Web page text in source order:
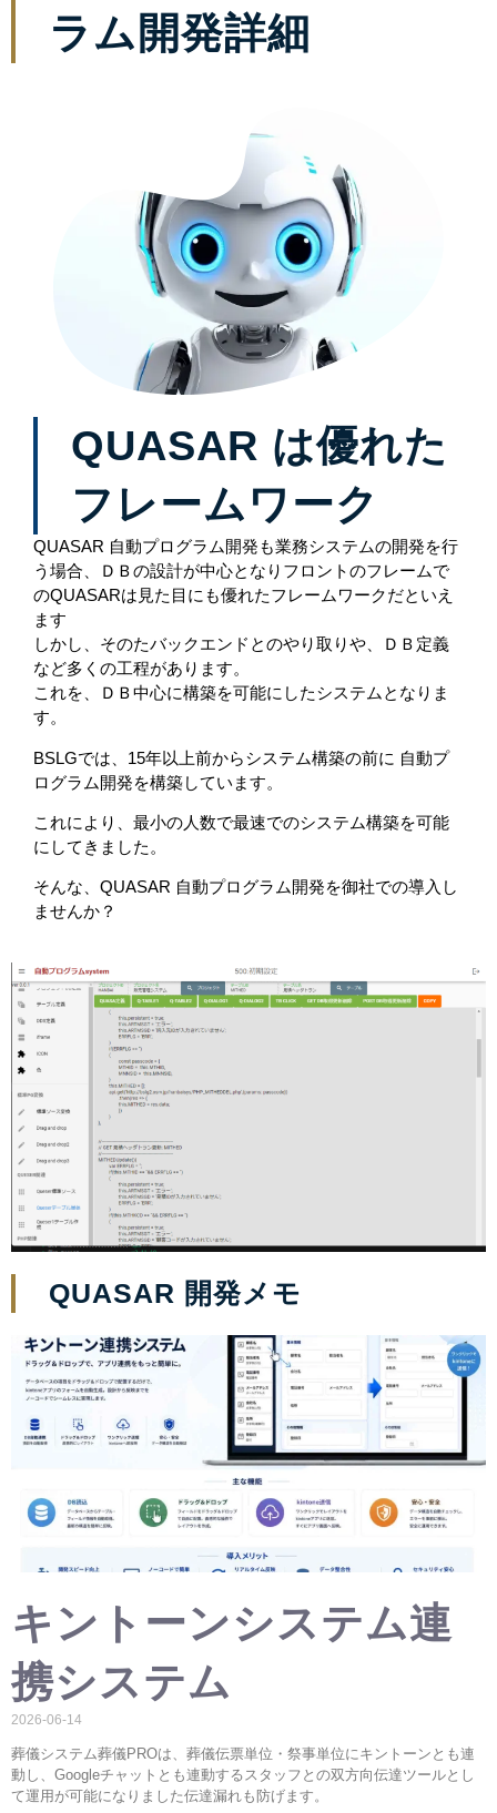
ラム開発詳細
QUASAR は優れた
フレームワーク
QUASAR 自動プログラム開発も業務システムの開発を行
う場合、ＤＢの設計が中心となりフロントのフレームで
のQUASARは見た目にも優れたフレームワークだといえ
ます
しかし、そのたバックエンドとのやり取りや、ＤＢ定義
など多くの工程があります。
これを、ＤＢ中心に構築を可能にしたシステムとなりま
す。
BSLGでは、15年以上前からシステム構築の前に 自動プ
ログラム開発を構築しています。
これにより、最小の人数で最速でのシステム構築を可能
にしてきました。
そんな、 QUASAR 自動プログラム開発を御社での導入し
ませんか？
QUASAR 開発メモ
キントーンシステム連
携システム
2026-06-14
葬儀システム葬儀PROは、葬儀伝票単位・祭事単位にキントーンとも連
動し、Googleチャットとも連動するスタッフとの双方向伝達ツールとし
て運用が可能になりました伝達漏れも防げます。